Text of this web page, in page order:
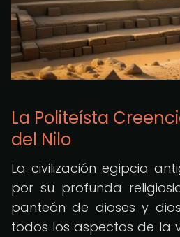
La Politeísta
del Nilo
La civilización egipcia
por su profunda
panteón de dioses y
todos los aspectos de la